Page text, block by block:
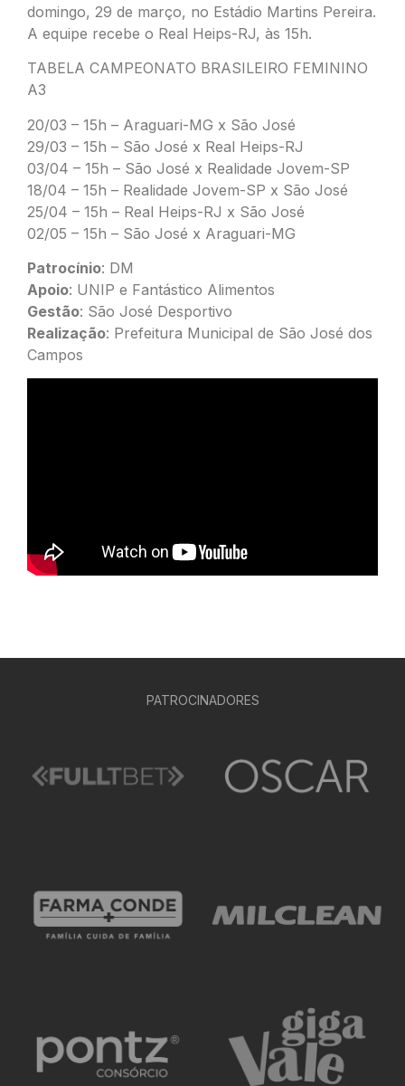
domingo, 29 de março, no Estádio Martins Pereira.
A equipe recebe o Real Heips-RJ, às 15h.
TABELA CAMPEONATO BRASILEIRO FEMININO
A3
20/03 – 15h – Araguari-MG x São José
29/03 – 15h – São José x Real Heips-RJ
03/04 – 15h – São José x Realidade Jovem-SP
18/04 – 15h – Realidade Jovem-SP x São José
25/04 – 15h – Real Heips-RJ x São José
02/05 – 15h – São José x Araguari-MG
Patrocínio: DM
Apoio: UNIP e Fantástico Alimentos
Gestão: São José Desportivo
Realização: Prefeitura Municipal de São José dos
Campos
PATROCINADORES